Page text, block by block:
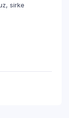
sirke